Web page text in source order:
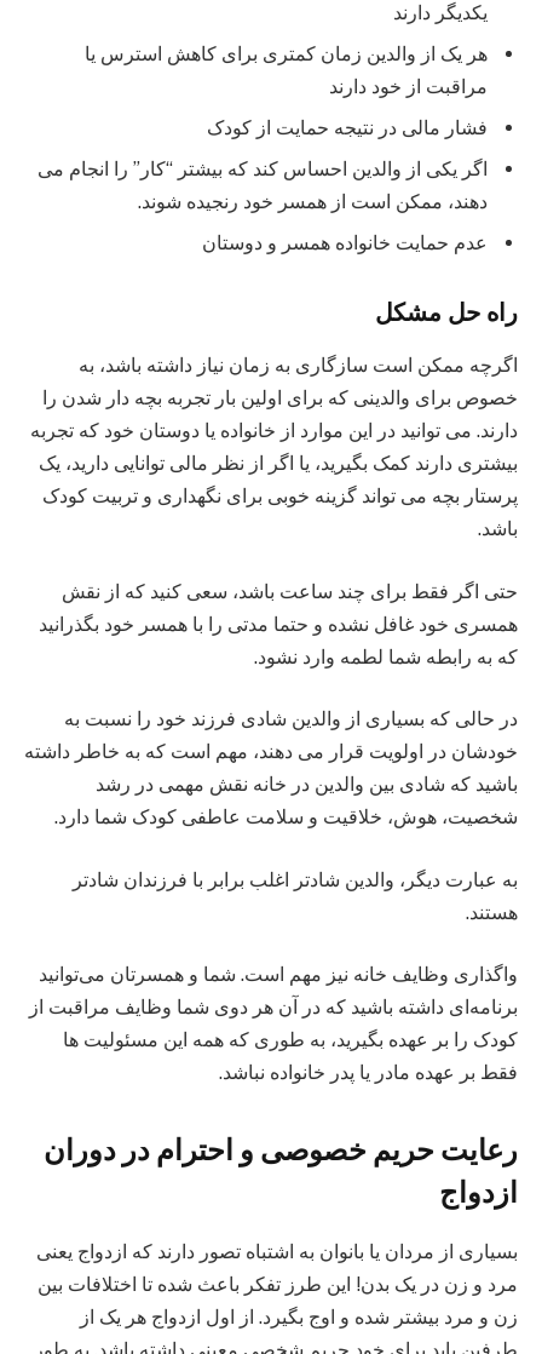
یکدیگر دارند
هر یک از والدین زمان کمتری برای کاهش استرس یا
مراقبت از خود دارند
فشار مالی در نتیجه حمایت از کودک
اگر یکی از والدین احساس کند که بیشتر “کار” را انجام می
دهند، ممکن است از همسر خود رنجیده شوند.
عدم حمایت خانواده همسر و دوستان
راه حل مشکل
اگرچه ممکن است سازگاری به زمان نیاز داشته باشد، به
خصوص برای والدینی که برای اولین بار تجربه بچه دار شدن را
دارند. می توانید در این موارد از خانواده یا دوستان خود که تجربه
بیشتری دارند کمک بگیرید، یا اگر از نظر مالی توانایی دارید، یک
پرستار بچه می تواند گزینه خوبی برای نگهداری و تربیت کودک
باشد.
حتی اگر فقط برای چند ساعت باشد، سعی کنید که از نقش
همسری خود غافل نشده و حتما مدتی را با همسر خود بگذرانید
که به رابطه شما لطمه وارد نشود.
در حالی که بسیاری از والدین شادی فرزند خود را نسبت به
خودشان در اولویت قرار می دهند، مهم است که به خاطر داشته
باشید که شادی بین والدین در خانه نقش مهمی در رشد
شخصیت، هوش، خلاقیت و سلامت عاطفی کودک شما دارد.
به عبارت دیگر، والدین شادتر اغلب برابر با فرزندان شادتر
هستند.
واگذاری وظایف خانه نیز مهم است. شما و همسرتان می‌توانید
برنامه‌ای داشته باشید که در آن هر دوی شما وظایف مراقبت از
کودک را بر عهده بگیرید، به طوری که همه این مسئولیت ها
فقط بر عهده مادر یا پدر خانواده نباشد.
رعایت حریم خصوصی و احترام در دوران
ازدواج
بسیاری از مردان یا بانوان به اشتباه تصور دارند که ازدواج یعنی
مرد و زن در یک بدن! این طرز تفکر باعث شده تا اختلافات بین
زن و مرد بیشتر شده و اوج بگیرد. از اول ازدواج هر یک از
طرفین باید برای خود حریم شخصی معینی داشته باشد. به طور